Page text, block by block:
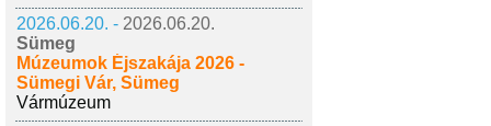
2026.06.20. - 2026.06.20.
Sümeg
Múzeumok Éjszakája 2026 -
Sümegi Vár, Sümeg
Vármúzeum